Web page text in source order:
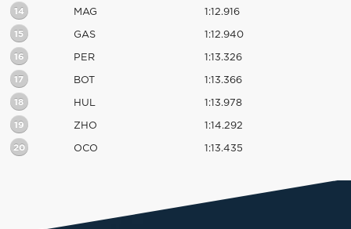
14 MAG 1:12.916
15 GAS 1:12.940
16 PER 1:13.326
17 BOT 1:13.366
18 HUL 1:13.978
19 ZHO 1:14.292
20 OCO 1:13.435